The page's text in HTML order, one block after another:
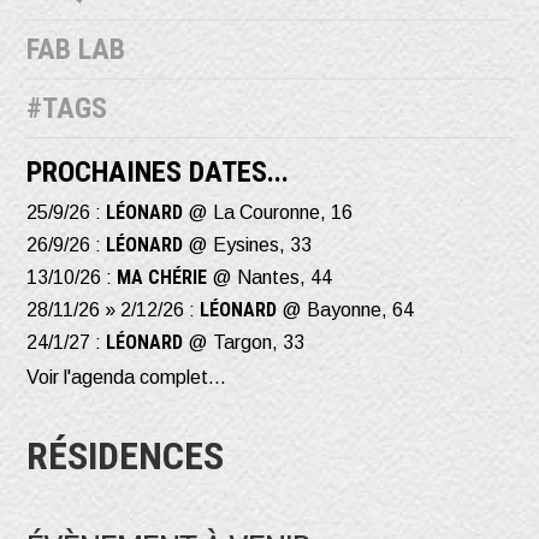
FAB LAB
#TAGS
PROCHAINES DATES...
25/9/26 : LÉONARD @ La Couronne, 16
26/9/26 : LÉONARD @ Eysines, 33
13/10/26 : MA CHÉRIE @ Nantes, 44
28/11/26 » 2/12/26 : LÉONARD @ Bayonne, 64
24/1/27 : LÉONARD @ Targon, 33
Voir l'agenda complet...
RÉSIDENCES